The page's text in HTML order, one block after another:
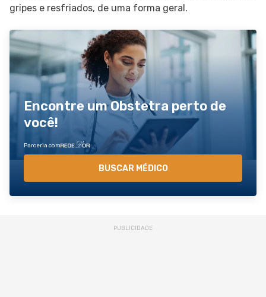
gripes e resfriados, de uma forma geral.
Encontre um Obstetra perto de
você!
Parceria com
BUSCAR MÉDICO